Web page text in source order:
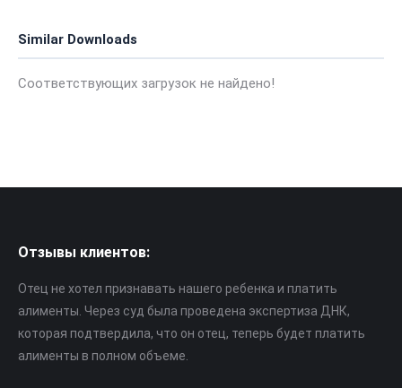
Similar Downloads
Соответствующих загрузок не найдено!
Отзывы клиентов:
Отец не хотел признавать нашего ребенка и платить
алименты. Через суд была проведена экспертиза ДНК,
которая подтвердила, что он отец, теперь будет платить
алименты в полном объеме.